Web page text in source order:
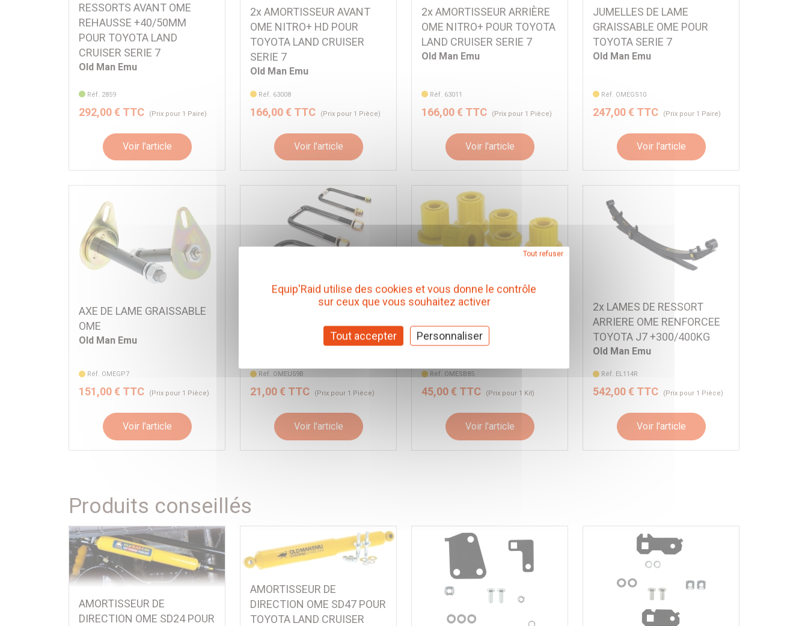
RESSORTS AVANT OME
REHAUSSE +40/50MM
POUR TOYOTA LAND
CRUISER SERIE 7
Old Man Emu
Réf. 2859
292,00 € TTC (Prix pour 1 Paire)
Voir l'article
2x AMORTISSEUR AVANT
OME NITRO+ HD POUR
TOYOTA LAND CRUISER
SERIE 7
Old Man Emu
Réf. 63008
166,00 € TTC (Prix pour 1 Pièce)
Voir l'article
2x AMORTISSEUR ARRIÈRE
OME NITRO+ POUR TOYOTA
LAND CRUISER SERIE 7
Old Man Emu
Réf. 63011
166,00 € TTC (Prix pour 1 Pièce)
Voir l'article
JUMELLES DE LAME
GRAISSABLE OME POUR
TOYOTA SERIE 7
Old Man Emu
Réf. OMEGS10
247,00 € TTC (Prix pour 1 Paire)
Voir l'article
AXE DE LAME GRAISSABLE
OME
Old Man Emu
Réf. OMEGP7
151,00 € TTC (Prix pour 1 Pièce)
Voir l'article
4x BRIDE DE LAMES OME-
Réf. OMEU59B
21,00 € TTC (Prix pour 1 Pièce)
Voir l'article
2x KIT SILENT BLOCS LAME
J78/79 OME SB85
Réf. OMESB85
45,00 € TTC (Prix pour 1 Kit)
Voir l'article
2x LAMES DE RESSORT
ARRIERE OME RENFORCEE
TOYOTA J7 +300/400KG
Old Man Emu
Réf. EL114R
542,00 € TTC (Prix pour 1 Pièce)
Voir l'article
Produits conseillés
AMORTISSEUR DE
DIRECTION OME SD24 POUR
AMORTISSEUR DE
DIRECTION OME SD47 POUR
TOYOTA LAND CRUISER
Equip'Raid utilise des cookies et vous donne le contrôle
sur ceux que vous souhaitez activer
Tout accepter
Tout refuser
Personnaliser